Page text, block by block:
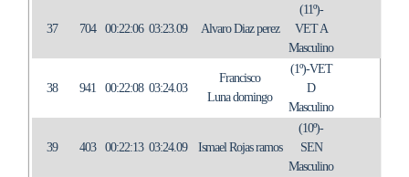
37 704 00:22:06 03:23.09 Alvaro Diaz perez
(11º)-
VET A
Masculino
38 941 00:22:08 03:24.03
Francisco
Luna domingo
(1º)-VET
D
Masculino
39 403 00:22:13 03:24.09 Ismael Rojas ramos
(10º)-
SEN
Masculino